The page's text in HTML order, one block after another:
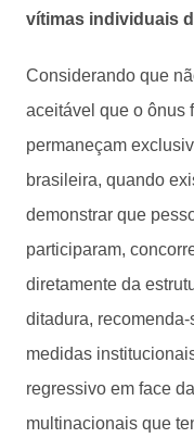
vítimas individuais
Considerando que
aceitável que o ônus
permaneçam
brasileira, quando
demonstrar que
participaram,
diretamente da
ditadura,
medidas
regressivo em face
multinacionais que